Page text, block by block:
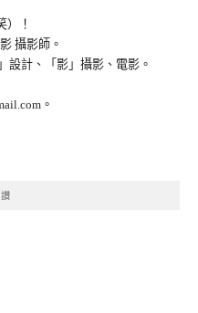
）！
攝影師。
設計、「影」攝影、電影。
。